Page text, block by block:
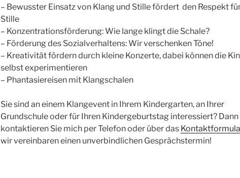
– Bewusster Einsatz von Klang und Stille fördert den Respekt
Stille
– Konzentrationsförderung: Wie lange klingt die Schale?
– Förderung des Sozialverhaltens: Wir verschenken Töne!
– Kreativität fördern durch kleine Konzerte, dabei können die
selbst experimentieren
– Phantasiereisen mit Klangschalen
Sie sind an einem Klangevent in Ihrem Kindergarten, an Ihrer
Grundschule oder für Ihren Kindergeburtstag interessiert? Dann
kontaktieren Sie mich per Telefon oder über das
wir vereinbaren einen unverbindlichen Gesprächstermin!